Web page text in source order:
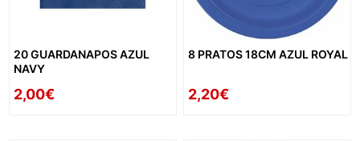
20 GUARDANAPOS AZUL
NAVY
2,00€
8 PRATOS 18CM AZUL ROYAL
2,20€